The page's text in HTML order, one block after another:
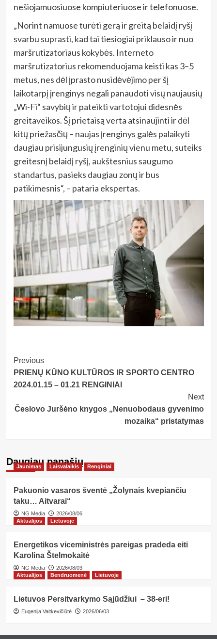
nešiojamuosiuose kompiuteriuose ir telefonuose.
„Norint namuose turėti gerą ir greitą belaidį ryšį
svarbu suprasti, kad tai tiesiogiai priklauso ir nuo
maršrutizatoriaus kokybės. Interneto
maršrutizatorius rekomenduojama keisti kas 3–5
metus, nes dėl įprasto nusidėvėjimo per šį
laikotarpį įrenginys negali panaudoti visų naujausių
„Wi-Fi“ savybių ir pateikti vartotojui didesnės
greitaveikos. Šį prietaisą verta atsinaujinti ir dėl
kitų priežasčių – naujas įrenginys galės palaikyti
daugiau prisijungusių įrenginių vienu metu, suteiks
greitesnį belaidį ryšį, aukštesnius saugumo
standartus, pasieks daugiau zonų ir bus
patikimesnis“, – pataria ekspertas.
Post
Navigation
Previous
PRIENŲ KŪNO KULTŪROS IR SPORTO CENTRO
2024.01.15 – 01.21 RENGINIAI
Next
Česlovo Juršėno knygos „Nenuobodaus gyvenimo
mozaika“ pristatymas
Daugiau panašių…
Jaunimas Laisvalaikis Renginiai
Pakuonio vasaros šventė „Žolynais kvepiančiu
taku… Aitvarai“
NG Media
2026/08/06
Aktualijos
Lietuvoje
Energetikos viceministrės pareigas pradeda eiti
Karolina Štelmokaitė
NG Media
2026/08/03
Aktualijos
Bendruomenė Lietuvoje
Lietuvos Persitvarkymo Sąjūdžiui – 38-eri!
Eugenija Vaitkevičiūtė 2026/06/03